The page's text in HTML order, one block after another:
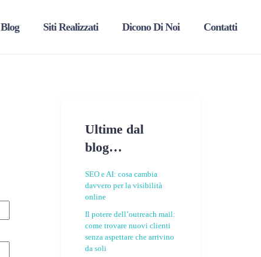
Blog Siti Realizzati Dicono Di Noi Contatti
Ultime dal
blog…
SEO e AI: cosa cambia
davvero per la visibilità
online
Il potere dell’outreach mail:
come trovare nuovi clienti
senza aspettare che arrivino
da soli